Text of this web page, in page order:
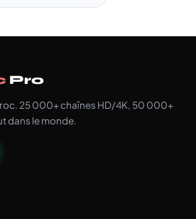
Pro
25 000+ chaînes HD/4K, 50 000+
dans le monde.